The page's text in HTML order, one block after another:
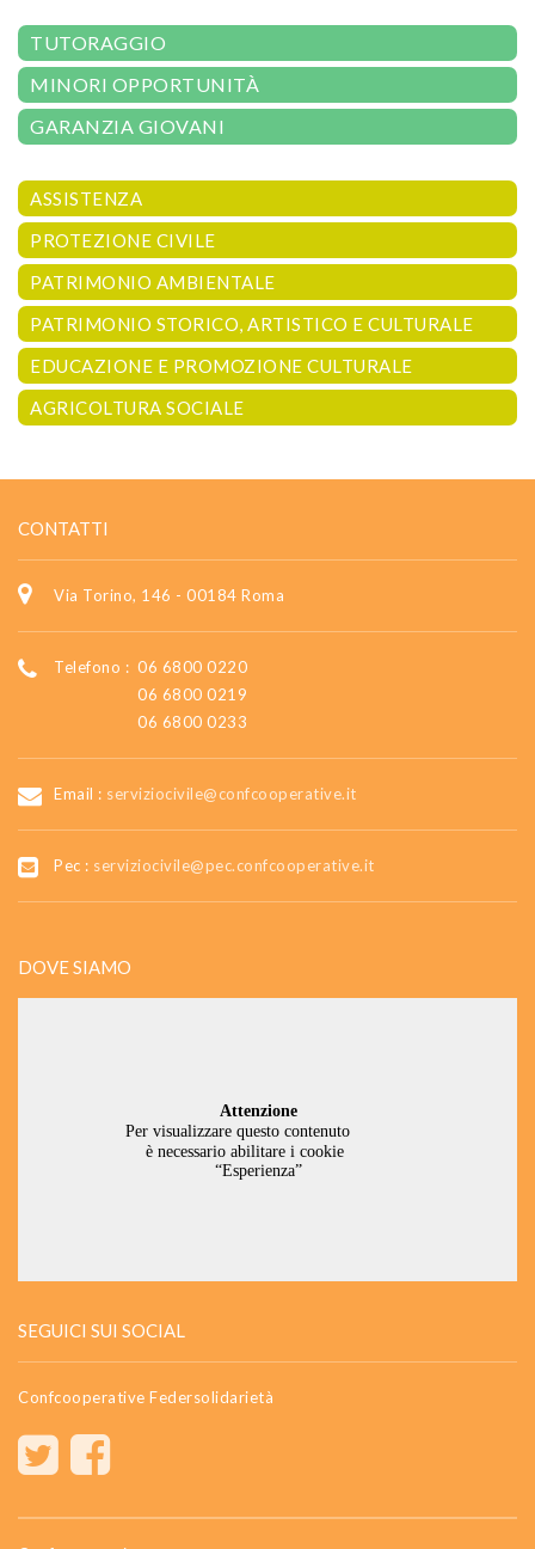
TUTORAGGIO
MINORI OPPORTUNITÀ
GARANZIA GIOVANI
ASSISTENZA
PROTEZIONE CIVILE
PATRIMONIO AMBIENTALE
PATRIMONIO STORICO, ARTISTICO E CULTURALE
EDUCAZIONE E PROMOZIONE CULTURALE
AGRICOLTURA SOCIALE
CONTATTI
Via Torino, 146 - 00184 Roma
Telefono : 06 6800 0220
06 6800 0219
06 6800 0233
Email : serviziocivile@confcooperative.it
Pec : serviziocivile@pec.confcooperative.it
DOVE SIAMO
SEGUICI SUI SOCIAL
Confcooperative Federsolidarietà